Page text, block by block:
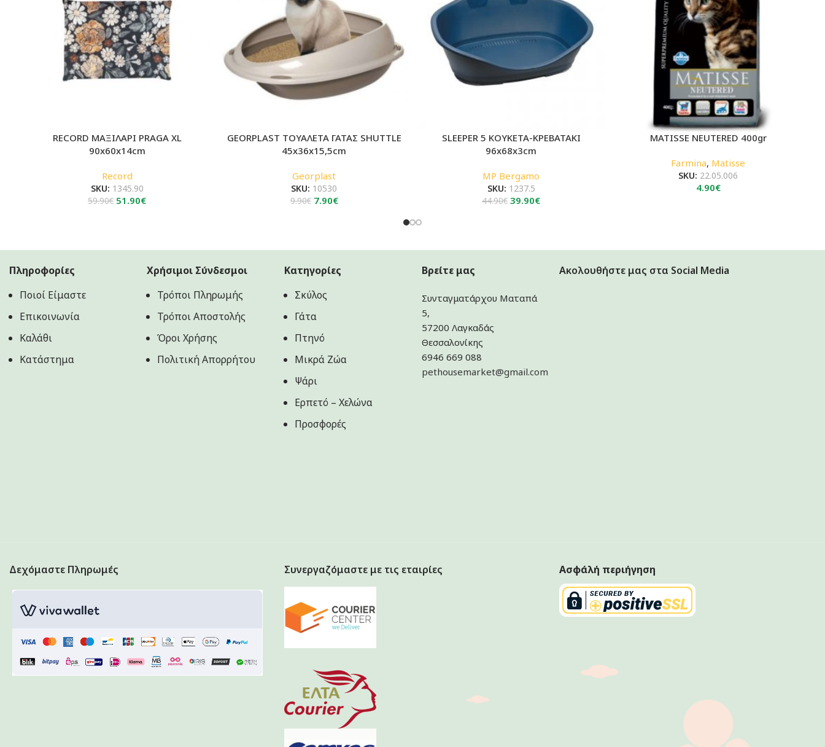
RECORD ΜΑΞΙΛΑΡΙ PRAGA XL
90x60x14cm
Record
SKU: 1345.90
59.90€ Original
51.90€Η
51.90€.
GEORPLAST ΤΟΥΑΛΕΤΑ ΓΑΤΑΣ SHUTTLE
45x36x15,5cm
Georplast
SKU: 10530
9.90€ Original
7.90€Η
7.90€.
SLEEPER 5 ΚΟΥΚΕΤΑ-ΚΡΕΒΑΤΑΚΙ
96x68x3cm
MP Bergamo
SKU: 1237.5
44.90€ Original
39.90€Η
39.90€.
MATISSE NEUTERED 400gr
Farmina, Matisse
SKU: 22.05.006
4.90€
Πληροφορίες
Ποιοί Είμαστε
Επικοινωνία
Καλάθι
Κατάστημα
Χρήσιμοι Σύνδεσμοι
Τρόποι Πληρωμής
Τρόποι Αποστολής
Όροι Χρήσης
Πολιτική Aπορρήτου
Κατηγορίες
Σκύλος
Γάτα
Πτηνό
Μικρά Ζώα
Ψάρι
Ερπετό – Χελώνα
Προσφορές
Βρείτε μας
Συνταγματάρχου Ματαπά
5,
57200 Λαγκαδάς
Θεσσαλονίκης
6946 669 088
pethousemarket@gmail.com
Ακολουθήστε μας στα Social Media
Δεχόμαστε Πληρωμές Συνεργαζόμαστε με τις εταιρίες Ασφάλή περιήγηση